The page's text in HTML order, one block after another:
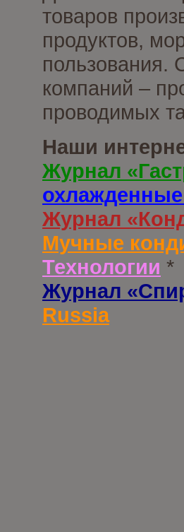
товаров
продуктов,
пользования.
компаний –
проводимых
Наши
Журнал
Журнал
Мучные
Технологии *
Журнал
Russia